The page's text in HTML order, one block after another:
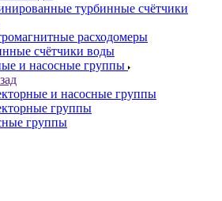
турбинные счётчики
расходомеры
счётчики воды
и насосные группы
и насосные группы
группы
группы